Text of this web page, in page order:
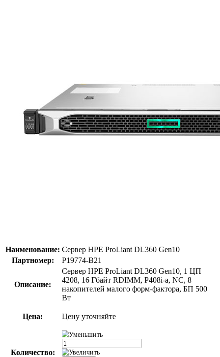
Наименование: Сервер HPE ProLiant DL360 Gen10
Партномер:
P19774-B21
Описание:
Сервер HPE ProLiant DL360 Gen10, 1 ЦП
4208, 16 Гбайт RDIMM, P408i-a, NC, 8
накопителей малого форм-фактора, БП 500
Вт
Цена: Цену уточняйте
Количество: